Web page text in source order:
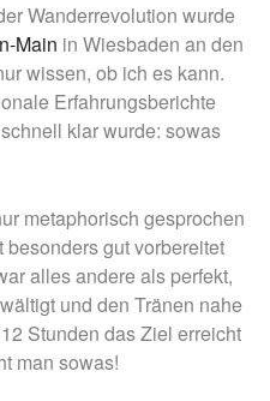
Wanderrevolution wurde
Main in Wiesbaden an den
wissen, ob ich es kann.
Erfahrungsberichte
klar wurde: sowas
metaphorisch gesprochen
gut vorbereitet
alles andere als perfekt,
und den Tränen nahe
Stunden das Ziel erreicht
man sowas!